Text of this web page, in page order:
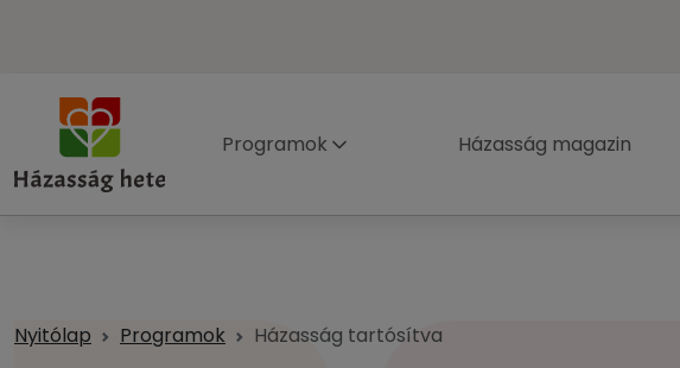
Programok Házasság magazin
Nyitólap Programok Házasság tartósítva